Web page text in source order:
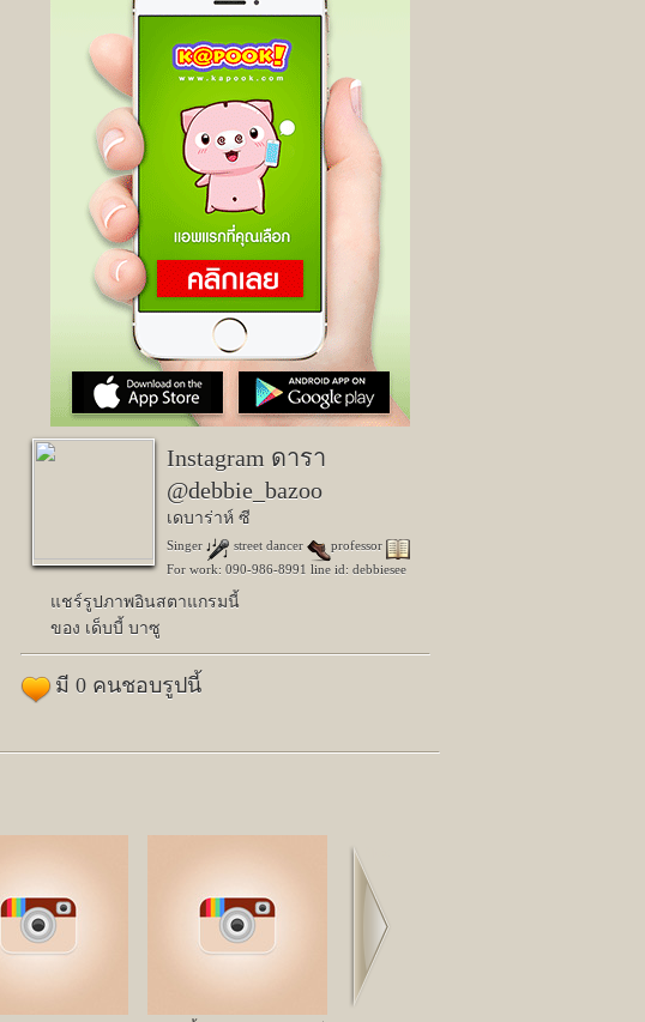
Instagram ดารา
@debbie_bazoo
เดบาร่าห์ ซี
Singer street dancer
professor
For work: 090-986-8991 line id: debbiesee
แชร์รูปภาพอินสตาแกรมนี้
ของ เด็บบี้ บาซู
มี 0 คนชอบรูปนี้